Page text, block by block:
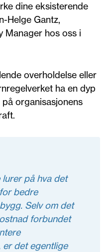
dine eksisterende
Helge Gantz,
Manager hos oss i
overholdelse eller
ha en dyp
organisasjonens
lurer på hva det
bedre
Selv om det
forbundet
er det egentlige